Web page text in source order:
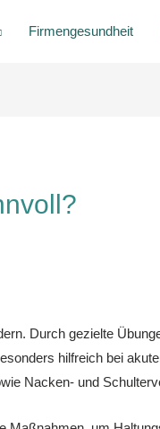
Firmengesundheit
Durch gezielte
hilfreich bei
Nacken- und